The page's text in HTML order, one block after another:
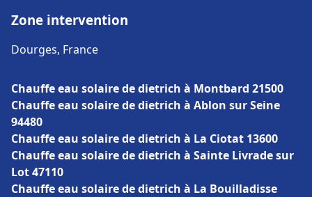
Zone intervention
Dourges, France
Chauffe eau solaire de dietrich à Montbard 21500
Chauffe eau solaire de dietrich à Ablon sur Seine
94480
Chauffe eau solaire de dietrich à La Ciotat 13600
Chauffe eau solaire de dietrich à Sainte Livrade sur
Lot 47110
Chauffe eau solaire de dietrich à La Bouilladisse